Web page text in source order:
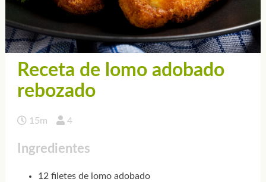
Receta de lomo adobado
rebozado
15m 4
Ingredientes
12 filetes de lomo adobado